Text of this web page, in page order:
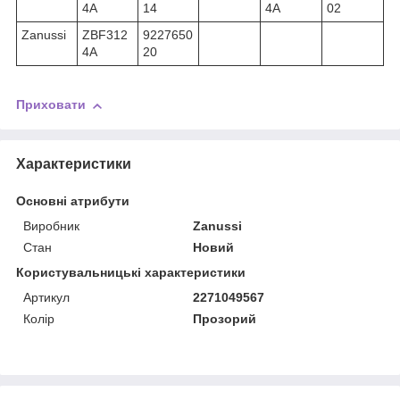
4A
14
4A
02
Zanussi
ZBF312
4A
9227650
20
Приховати
Характеристики
Основні атрибути
Виробник
Zanussi
Стан
Новий
Користувальницькі характеристики
Артикул
2271049567
Колір
Прозорий